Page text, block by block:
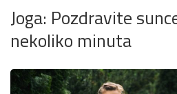
Joga: Pozdravite
nekoliko minuta